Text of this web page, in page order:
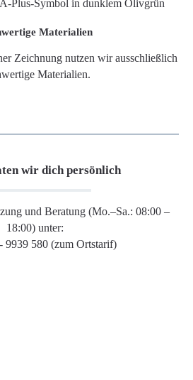
Materialien
Zeichnung nutzen wir ausschließlich
Materialien.
wir dich persönlich
und Beratung (Mo.–Sa.: 08:00 –
18:00) unter:
9939 580 (zum Ortstarif)